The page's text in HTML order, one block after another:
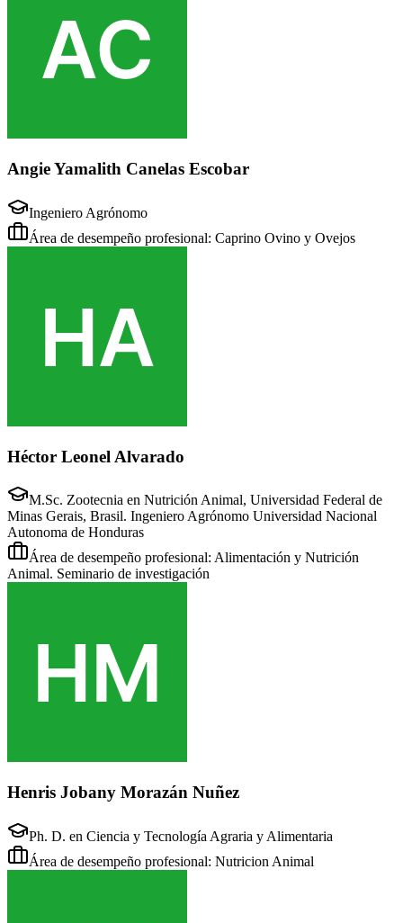
Angie Yamalith Canelas Escobar
Ingeniero Agrónomo
Área de desempeño profesional: Caprino Ovino y Ovejos
Héctor Leonel Alvarado
M.Sc. Zootecnia en Nutrición Animal, Universidad Federal de
Minas Gerais, Brasil. Ingeniero Agrónomo Universidad Nacional
Autonoma de Honduras
Área de desempeño profesional: Alimentación y Nutrición
Animal. Seminario de investigación
Henris Jobany Morazán Nuñez
Ph. D. en Ciencia y Tecnología Agraria y Alimentaria
Área de desempeño profesional: Nutricion Animal